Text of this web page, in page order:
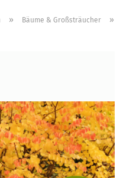
» Bäume & Großsträucher »